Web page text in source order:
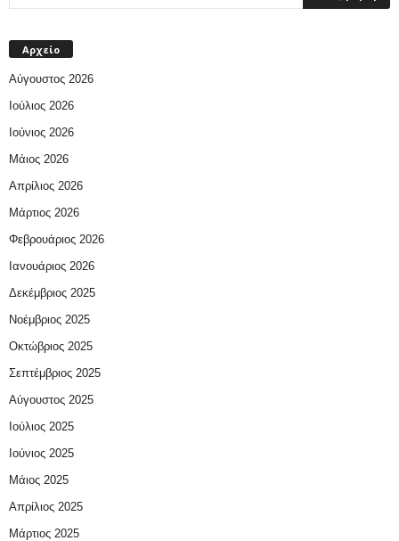
Αρχείο
Αύγουστος 2026
Ιούλιος 2026
Ιούνιος 2026
Μάιος 2026
Απρίλιος 2026
Μάρτιος 2026
Φεβρουάριος 2026
Ιανουάριος 2026
Δεκέμβριος 2025
Νοέμβριος 2025
Οκτώβριος 2025
Σεπτέμβριος 2025
Αύγουστος 2025
Ιούλιος 2025
Ιούνιος 2025
Μάιος 2025
Απρίλιος 2025
Μάρτιος 2025